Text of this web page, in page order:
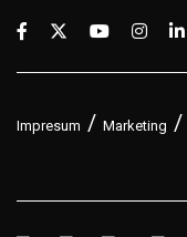
Impresum Marketing